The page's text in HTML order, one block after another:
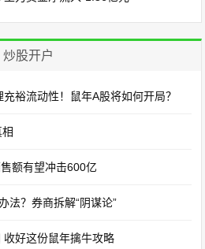
炒股开户
裕流动性！鼠年A股将如何开局？
额有望冲击600亿
法？券商拆解“阴谋论”
好这份鼠年擒牛攻略